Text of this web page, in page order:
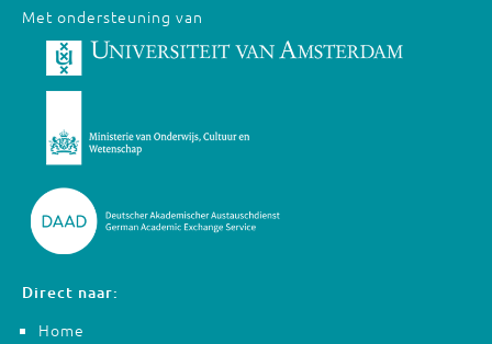
Met ondersteuning van
Direct naar:
Home